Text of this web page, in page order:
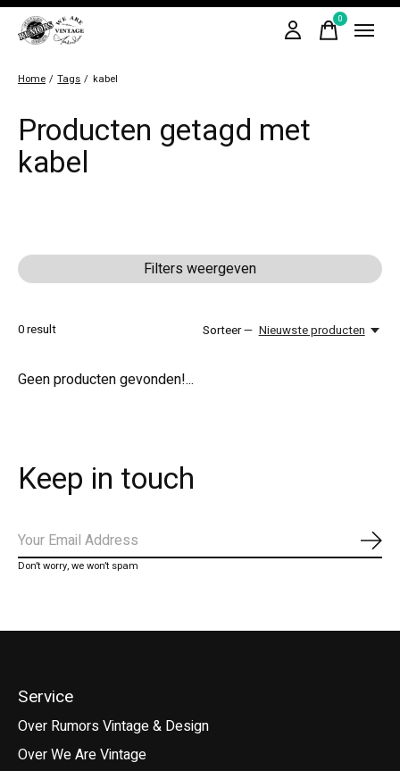
0items
Home / Tags / kabel
Producten getagd met
kabel
Filters weergeven
0result Sorteer — Nieuwste producten
Geen producten gevonden!...
Keep in touch
Don’t worry, we won’t spam
Service
Over Rumors Vintage & Design
Over We Are Vintage